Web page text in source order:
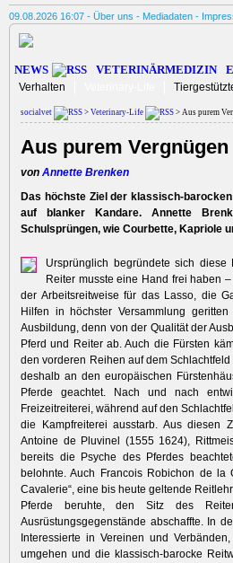
09.08.2026 16:07 - Über uns - Mediadaten -
NEWS VETERINÄRMEDIZIN
Verhalten
socialvet > Veterinary-Life > Aus purem
Aus purem Vergnügen
von Annette Brenken
Das höchste Ziel der klassisch-
auf blanker Kandare. Annette
Schulsprüngen, wie Courbette, Kapriole
Ursprünglich begründete sich
Reiter musste eine Hand frei haben
der Arbeitsreitweise für das Lasso, die
Hilfen in höchster Versammlung
Ausbildung, denn von der Qualität der
Pferd und Reiter ab. Auch die Fürsten
den vorderen Reihen auf dem
deshalb an den europäischen
Pferde geachtet. Nach und nach
Freizeitreiterei, während auf den
die Kampfreiterei ausstarb. Aus diesen
Antoine de Pluvinel (1555 1624),
bereits die Psyche des Pferdes
belohnte. Auch Francois Robichon de
Cavalerie“, eine bis heute geltende
Pferde beruhte, den Sitz des
Ausrüstungsgegenstände abschaffte. In
Interessierte in Vereinen und
umgehen und die klassisch-barocke